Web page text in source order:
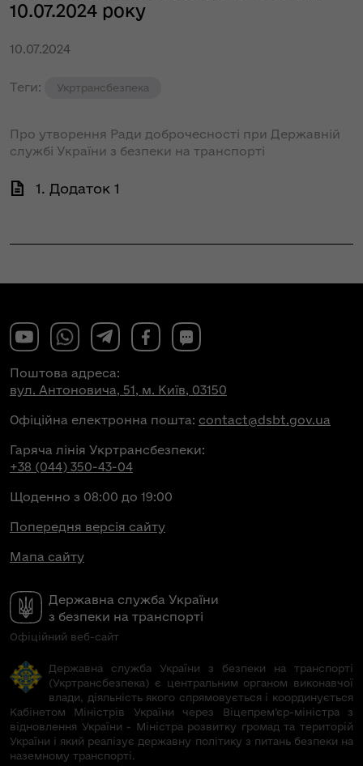
10.07.2024 року
10.07.2024
Теги: Укртрансбезпека
Про утворення Ради доброчесності при Державній
службі України з безпеки на транспорті
1. Додаток 1
Державна служба України
з безпеки на транспорті
Офіційний веб-сайт
Поштова адреса:
вул. Антоновича, 51, м. Київ, 03150
Офіційна електронна пошта: contact@dsbt.gov.ua
Гаряча лінія Укртрансбезпеки:
+38 (044) 350-43-04
Щоденно з 08:00 до 19:00
Попередня версія сайту
Мапа сайту
Державна служба України з безпеки на транспорті
(Укртрансбезпека) є центральним органом виконавчої
влади, діяльність якого спрямовується і координується
Кабінетом Міністрів України через Віцепрем’єр-міністра з
відновлення України - Міністра розвитку громад та територій
України і який реалізує державну політику з питань безпеки на
наземному транспорті.